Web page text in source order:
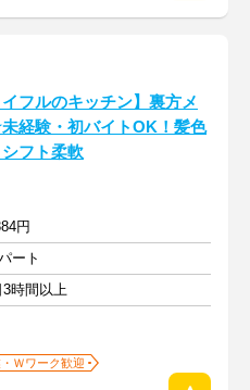
イフルのキッチン】裏方メ
経験・初バイトOK！髪色
フト柔軟
円
ート
時間以上
Ｗワーク歓迎